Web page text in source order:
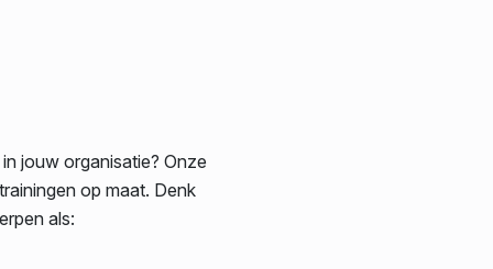
jouw organisatie? Onze
op maat. Denk
als: